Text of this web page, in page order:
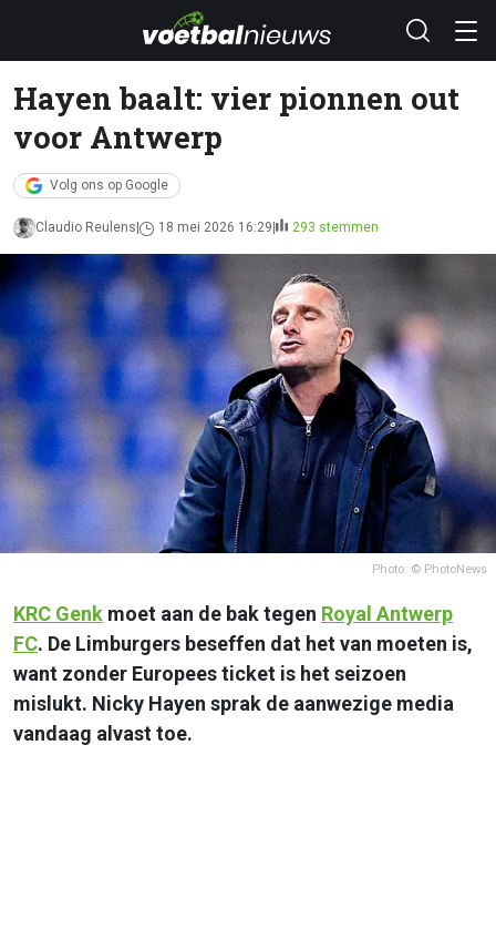
Hayen baalt: vier pionnen out
voor Antwerp
Volg ons op Google
Claudio Reulens 18 mei 2026 16:29 293 stemmen
Photo: © PhotoNews
KRC Genk moet aan de bak tegen Royal Antwerp
FC. De Limburgers beseffen dat het van moeten is,
want zonder Europees ticket is het seizoen
mislukt. Nicky Hayen sprak de aanwezige media
vandaag alvast toe.